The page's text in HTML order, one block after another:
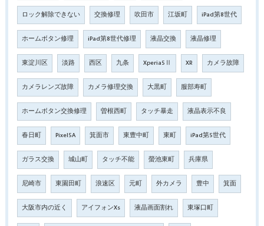
ロック解除できない 交換修理 吹田市 江坂町 iPad第8世代
ホームボタン修理 iPad第8世代修理 液晶交換 液晶修理
東淀川区 淡路 西区 九条 Xperia5Ⅱ XR カメラ故障
カメラレンズ故障 カメラ修理交換 大黒町 服部寿町
ホームボタン交換修理 曽根西町 タッチ暴走 液晶表示不良
春日町 Pixel5A 箕面市 東豊中町 東町 iPad第5世代
ガラス交換 城山町 タッチ不能 螢池東町 兵庫県
尼崎市 東園田町 浪速区 元町 外カメラ 豊中 箕面
大阪市内の近く アイフォンXs 液晶画面割れ 東塚口町